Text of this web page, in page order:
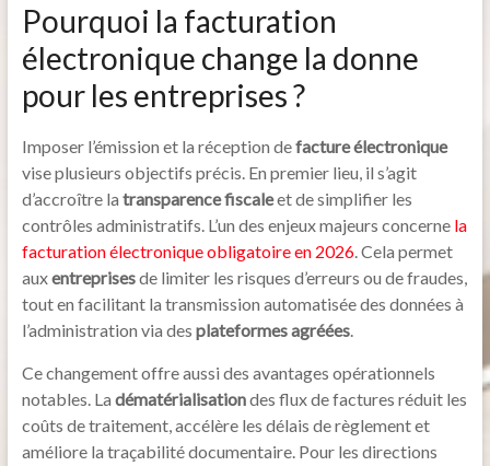
Pourquoi la facturation
électronique change la donne
pour les entreprises ?
Imposer l’émission et la réception defacture électronique
vise plusieurs objectifs précis. En premier lieu, il s’agit
d’accroître la transparence fiscaleet de simplifier les
contrôles administratifs. L’un des enjeux majeurs concerne la
facturation électronique obligatoire en 2026. Cela permet
auxentreprisesde limiter les risques d’erreurs ou de fraudes,
tout en facilitant la transmission automatisée des données à
l’administration via des plateformes agréées.
Ce changement offre aussi des avantages opérationnels
notables. La dématérialisationdes flux de factures réduit les
coûts de traitement, accélère les délais de règlement et
améliore la traçabilité documentaire. Pour les directions